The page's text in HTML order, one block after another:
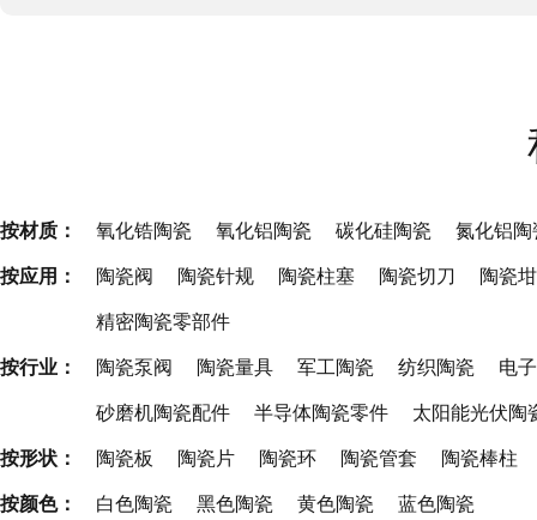
按材质： 氧化锆陶瓷 氧化铝陶瓷 碳化硅陶瓷 氮化铝陶
按应用： 陶瓷阀 陶瓷针规 陶瓷柱塞 陶瓷切刀 陶瓷
精密陶瓷零部件
按行业： 陶瓷泵阀 陶瓷量具 军工陶瓷 纺织陶瓷 电
砂磨机陶瓷配件 半导体陶瓷零件 太阳能光伏陶
按形状： 陶瓷板 陶瓷片 陶瓷环 陶瓷管套 陶瓷棒柱
按颜色： 白色陶瓷 黑色陶瓷 黄色陶瓷 蓝色陶瓷